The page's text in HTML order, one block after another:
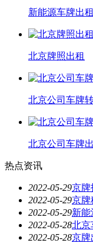
新能源车牌出租
北京牌照出租
北京公司车牌
北京公司车牌
热点资讯
2022-05-29京
2022-05-29京
2022-05-29新
2022-05-28北
2022-05-28京